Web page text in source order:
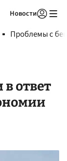
Новости
Проблемы с
ответ